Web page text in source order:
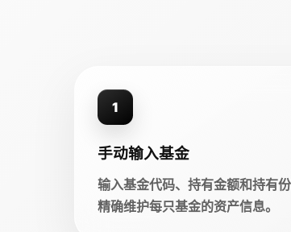
1
手动输入基金
输入基金代码、持有金额和持有
精确维护每只基金的资产信息。